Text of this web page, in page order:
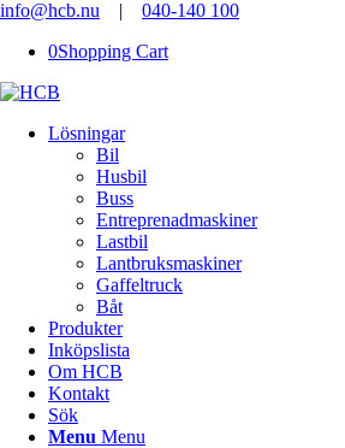
info@hcb.nu | 040-140 100
0Shopping Cart
Lösningar
Bil
Husbil
Buss
Entreprenadmaskiner
Lastbil
Lantbruksmaskiner
Gaffeltruck
Båt
Produkter
Inköpslista
Om HCB
Kontakt
Sök
Menu Menu